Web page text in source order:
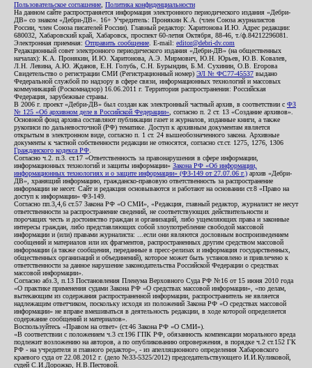
Пользовательское соглашение Политика конфиденциальности
На данном сайте распространяется информация электронного периодического издания «Дебри-
ДВ» со знаком «Дебри-ДВ». 16+ Учредитель: Пронякин К.А. (член Союза журналистов
России, член Союза писателей России). Главный редактор: Харитонова И.Ю. Адрес редакции:
680032, Хабаровский край, Хабаровск, проспект 60-летия Октября, 88-46, т./ф.84212296081.
Электронная приемная: Отправить сообщение . E-mail: editor@debri-dv.com
Редакционный совет электронного периодического издания «Дебри-ДВ» (на общественных
началах): К.А. Пронякин, И.Ю. Харитонова, А.Э. Мирмович, Ю.Н. Юрьев, Ю.В. Ковалев,
Л.Н. Левина, А.Ю. Жданов, Е.Н. Голубь, С.Н. Бурындин, Б.М. Сухинин, О.В. Егорова
Свидетельство о регистрации СМИ (Регистрационный номер) ЭЛ № ФС77-45537 выдано
Федеральной службой по надзору в сфере связи, информационных технологий и массовых
коммуникаций (Роскомнадзор) 16.06.2011 г. Территория распространения: Российская
Федерация, зарубежные страны.
В 2006 г. проект «Дебри-ДВ» был создан как электронный частный архив, в соответствии с ФЗ
№ 125 «Об архивном деле в Российской Федерации» , согласно п. 2 ст. 13 «Создание архивов».
Основной фонд архива составляют публикации газет и журналов, изданные книги, а также
рукописи по дальневосточной (РФ) тематике. Доступ к архивным документам является
открытым в электронном виде, согласно п. 1 ст. 24 вышеобозначенного закона. Архивные
документы к частной собственности редакции не относятся, согласно ст.ст. 1275, 1276, 1306
Гражданского кодекса РФ
Согласно ч.2. п.3. ст.17 «Ответственность за правонарушения в сфере информации,
информационных технологий и защиты информации» Закона РФ «Об информации,
информационных технологиях и о защите информации» (ФЗ-149 от 27.07.06 г.) архив «Дебри-
ДВ», хранящий информацию, гражданско-правовую ответственность за распространение
информации не несет. Сайт и редакция основываются и работают на основании ст.8 «Право на
доступ к информации» ФЗ-149.
Согласно пп.3,4,6 ст.57 Закона РФ «О СМИ», «Редакция, главный редактор, журналист не несут
ответственности за распространение сведений, не соответствующих действительности и
порочащих честь и достоинство граждан и организаций, либо ущемляющих права и законные
интересы граждан, либо представляющих собой злоупотребление свободой массовой
информации и (или) правами журналиста: ...если они являются дословным воспроизведением
сообщений и материалов или их фрагментов, распространенных другим средством массовой
информации (а также сообщения, переданные в пресс-релизах и информация государственных,
общественных организаций и объединений), которое может быть установлено и привлечено к
ответственности за данное нарушение законодательства Российской Федерации о средствах
массовой информации».
Согласно абз.3, п.13 Постановления Пленума Верховного Суда РФ №16 от 15 июня 2010 года
«О практике применения судами Закона РФ «О средствах массовой информации», «по делам,
вытекающим из содержания распространенной информации, распространитель не является
надлежащим ответчиком, поскольку исходя из положений Закона РФ «О средствах массовой
информации» не вправе вмешиваться в деятельность редакции, в ходе которой определяется
содержание сообщений и материалов».
Воспользуйтесь «Правом на ответ» (ст.46 Закона РФ «О СМИ»).
«В соответствии с положением ч.3 ст.196 ГПК РФ, обязанность компенсации морального вреда
подлежит возложению на авторов, а по опубликованию опровержения, в порядке ч.2 ст.152 ГК
РФ - на учредителя и главного редактор», - из апелляционного определения Хабаровского
краевого суда от 22.08.2012 г. (дело №33-5325/2012) председательствующего И.И.Куликовой,
судей С.И.Дорожко, Н.В.Пестовой.